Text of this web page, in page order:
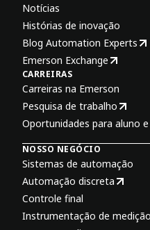
Notícias
Histórias de inovação
Blog Automation Experts
Emerson Exchange
CARREIRAS
Carreiras na Emerson
Pesquisa de trabalho
Oportunidades para aluno
NOSSO NEGÓCIO
Sistemas de automação
Automação discreta
Controle final
Instrumentação de medição